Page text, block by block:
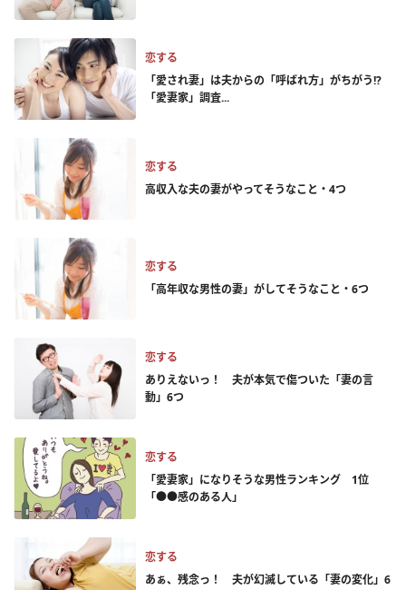
恋する
「愛され妻」は夫からの「呼ばれ方」がちがう!?
「愛妻家」調査...
恋する
高収入な夫の妻がやってそうなこと・4つ
恋する
「高年収な男性の妻」がしてそうなこと・6つ
恋する
ありえないっ！ 夫が本気で傷ついた「妻の言
動」6つ
恋する
「愛妻家」になりそうな男性ランキング 1位
「●●感のある人」
恋する
あぁ、残念っ！ 夫が幻滅している「妻の変化」6